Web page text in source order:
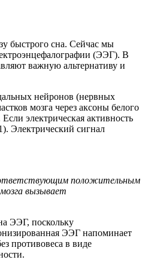
быстрого сна. Сейчас мы
(ЭЭГ). В
важную альтернативу и
нейронов (нервных
мозга через аксоны белого
электрическая активность
Электрический сигнал
положительным
вызывает
ЭЭГ, поскольку
ЭЭГ напоминает
противовеса в виде